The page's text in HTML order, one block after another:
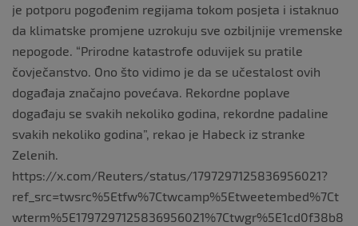
je potporu pogođenim regijama tokom posjeta i istaknuo
da klimatske promjene uzrokuju sve ozbiljnije vremenske
nepogode. “Prirodne katastrofe oduvijek su pratile
čovječanstvo. Ono što vidimo je da se učestalost ovih
događaja značajno povećava. Rekordne poplave
događaju se svakih nekoliko godina, rekordne padaline
svakih nekoliko godina”, rekao je Habeck iz stranke
Zelenih.
https://x.com/Reuters/status/1797297125836956021?
ref_src=twsrc%5Etfw%7Ctwcamp%5Etweetembed%7Ct
wterm%5E1797297125836956021%7Ctwgr%5E1cd0f38b8